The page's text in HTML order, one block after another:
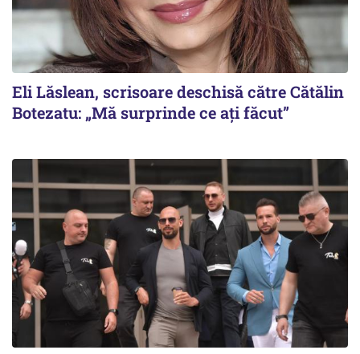
Eli Lăslean, scrisoare deschisă către Cătălin
Botezatu: „Mă surprinde ce ați făcut”